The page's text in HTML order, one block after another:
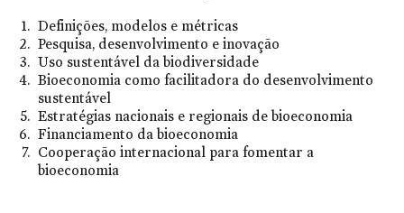
Definições, modelos e métricas
Pesquisa, desenvolvimento e inovação
Uso sustentável da biodiversidade
Bioeconomia como facilitadora do desenvolvimento
sustentável
Estratégias nacionais e regionais de bioeconomia
Financiamento da bioeconomia
Cooperação internacional para fomentar a
bioeconomia